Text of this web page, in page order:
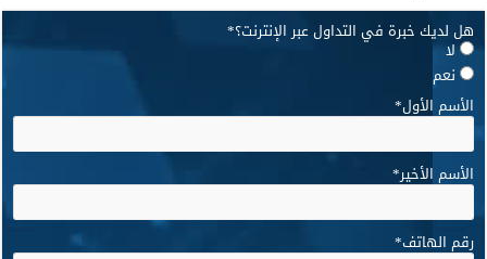
هل لديك خبرة في التداول عبر الإنترنت؟*
لا
نعم
الأسم الأول*
الأسم الأخير*
رقم الهاتف*